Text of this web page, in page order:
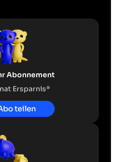
Abonnement
Ersparnis*
teilen